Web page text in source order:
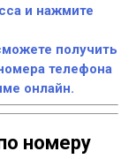
и нажмите
получить
телефона
онлайн.
номеру